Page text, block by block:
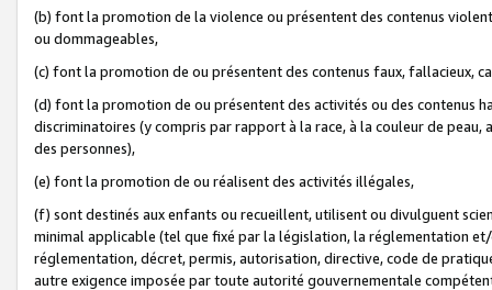
(b) font la promotion de la violence ou présentent des contenus
ou dommageables,
(c) font la promotion de ou présentent des contenus faux, fallacieux,
(d) font la promotion de ou présentent des activités ou des contenus
discriminatoires (y compris par rapport à la race, à la couleur de
des personnes),
(e) font la promotion de ou réalisent des activités illégales,
(f) sont destinés aux enfants ou recueillent, utilisent ou divulguent
minimal applicable (tel que fixé par la législation, la réglementation
réglementation, décret, permis, autorisation, directive, code de
autre exigence imposée par toute autorité gouvernementale